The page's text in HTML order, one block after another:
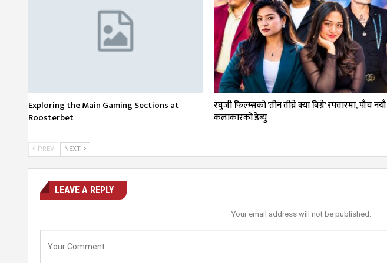
Exploring the Main Gaming Sections at
Roosterbet
रघुजी फिल्म्सको ‘तीन तीघ्रे क्या बिग्रे’ रफ्तारमा, पाँच नयाँ
कलाकारको डेब्यु
PREV NEXT
LEAVE A REPLY
Your email address will not be published.